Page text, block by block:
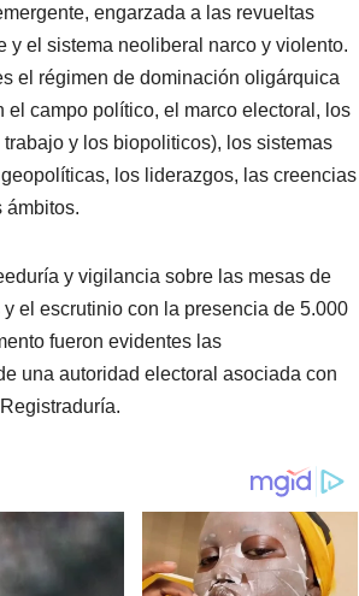
engarzada a las revueltas
y el sistema neoliberal narco y violento.
el régimen de dominación oligárquica
campo político, el marco electoral, los
y los biopoliticos), los sistemas
los liderazgos, las creencias
ámbitos.
y vigilancia sobre las mesas de
el escrutinio con la presencia de 5.000
fueron evidentes las
una autoridad electoral asociada con